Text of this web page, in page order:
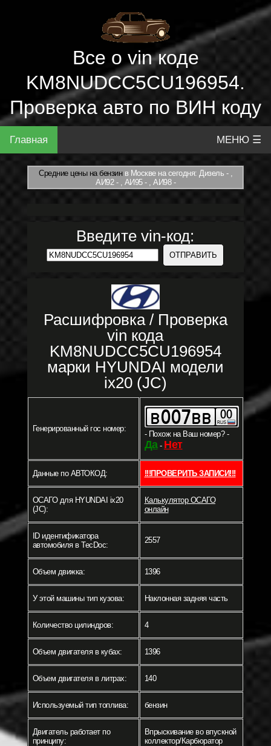
Все о vin коде
KM8NUDCC5CU196954.
Проверка авто по ВИН коду
Главная МЕНЮ ☰
Средние цены на бензинв Москве на сегодня: Дизель - ,
АИ92 - , АИ95 - , АИ98 -
Введите vin-код:
Расшифровка / Проверка
vin кода
KM8NUDCC5CU196954
марки HYUNDAI модели
ix20 (JC)
Генерированный гос номер:
- Похож на Ваш номер? -
Да- Нет
Данные по АВТОКОД: !!!ПРОВЕРИТЬ ЗАПИСИ!!!
ОСАГО для HYUNDAI ix20
(JC):
Калькулятор ОСАГО
онлайн
ID идентификатора
автомобиля в TecDoc:
2557
Объем движка: 1396
У этой машины тип кузова: Наклонная задняя часть
Количество цилиндров: 4
Объем двигателя в кубах: 1396
Объем двигателя в литрах: 140
Используемый тип топлива: бензин
Двигатель работает по
принципу:
Впрыскивание во впускной
коллектор/Карбюратор